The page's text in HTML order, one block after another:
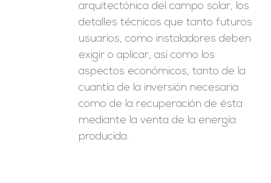
arquitectónica del campo solar, los
detalles técnicos que tanto futuros
usuarios, como instaladores deben
exigir o aplicar, así como los
aspectos económicos, tanto de la
cuantía de la inversión necesaria
como de la recuperación de ésta
mediante la venta de la energía
producida.